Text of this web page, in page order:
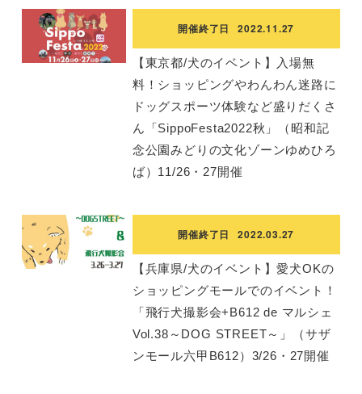
開催終了日 2022.11.27
【東京都/犬のイベント】入場無
料！ショッピングやわんわん迷路に
ドッグスポーツ体験など盛りだくさ
ん「SippoFesta2022秋」（昭和記
念公園みどりの文化ゾーンゆめひろ
ば）11/26・27開催
開催終了日 2022.03.27
【兵庫県/犬のイベント】愛犬OKの
ショッピングモールでのイベント！
「飛行犬撮影会+B612 de マルシェ
Vol.38～DOG STREET～」（サザ
ンモール六甲B612）3/26・27開催